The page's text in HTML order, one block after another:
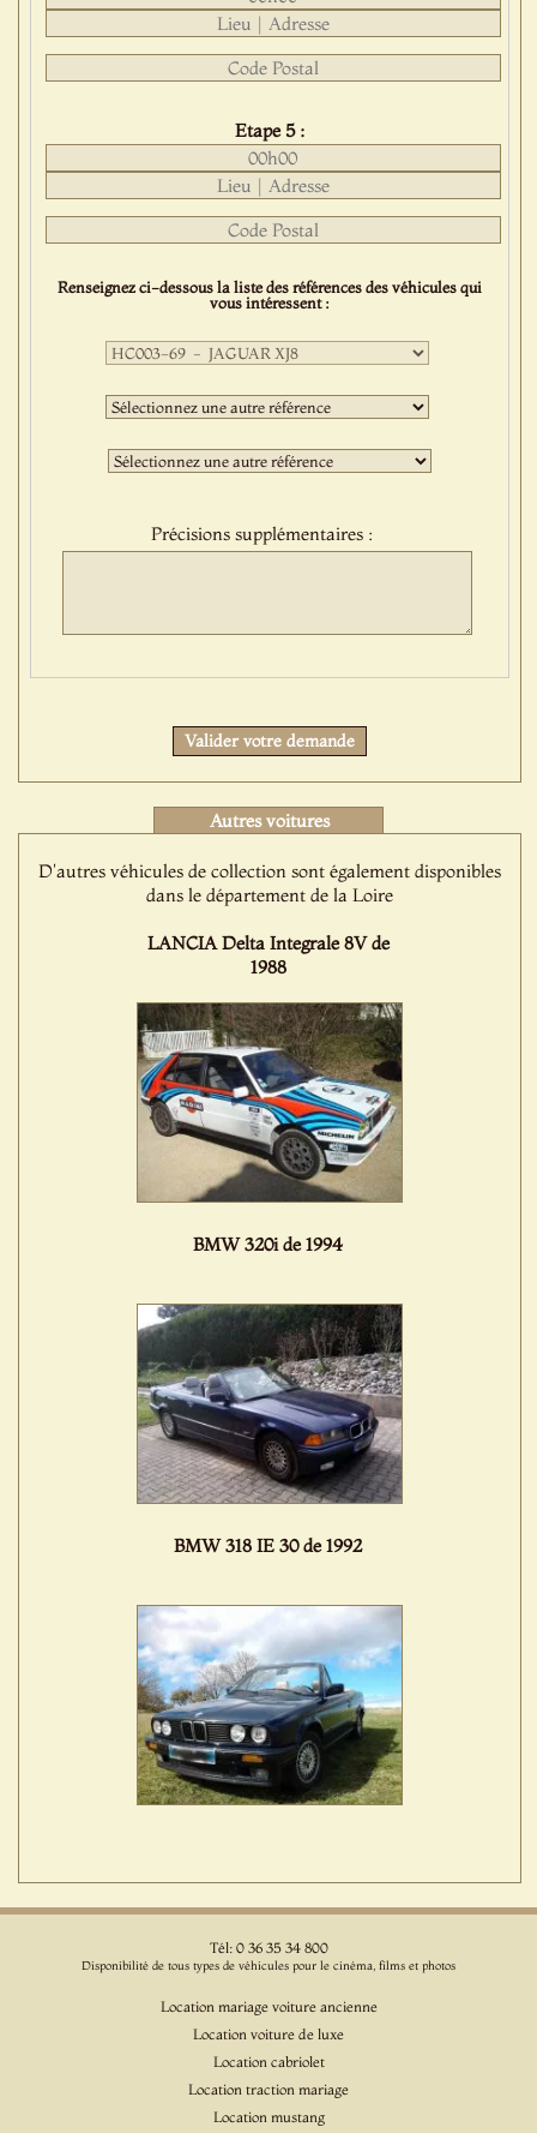
Etape 5 :
Renseignez ci-dessous la liste des références des véhicules qui
vous intéressent :
Première
sélection
:Deuxième
sélection
:Troisième
sélection
Précisions supplémentaires :
Valider votre demande
Autres voitures
D'autres véhicules de collection sont également disponibles
dans le département de la Loire
LANCIA Delta Integrale 8V de
1988
BMW 320i de 1994
BMW 318 IE 30 de 1992
Tél: 0 36 35 34 800
Disponibilité de tous types de véhicules pour le cinéma, films et photos
Location mariage voiture ancienne
Location voiture de luxe
Location cabriolet
Location traction mariage
Location mustang